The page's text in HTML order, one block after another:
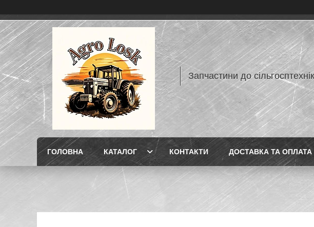
Запчастини до
ГОЛОВНА КАТАЛОГ КОНТАКТИ ДОСТАВКА ТА ОПЛАТА